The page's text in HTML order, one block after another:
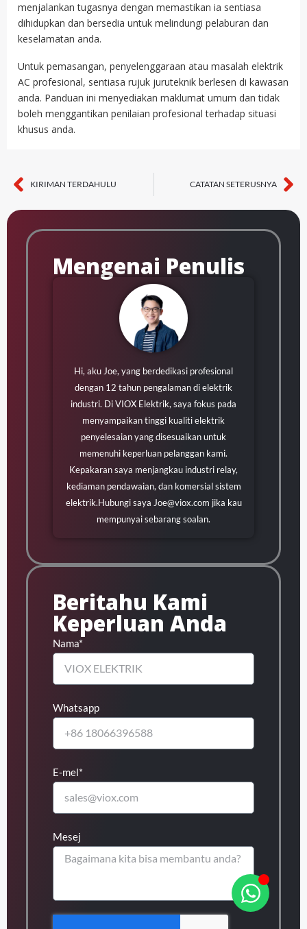
menjalankan tugasnya dengan memastikan ia sentiasa
dihidupkan dan bersedia untuk melindungi pelaburan dan
keselamatan anda.
Untuk pemasangan, penyelenggaraan atau masalah elektrik
AC profesional, sentiasa rujuk juruteknik berlesen di kawasan
anda. Panduan ini menyediakan maklumat umum dan tidak
boleh menggantikan penilaian profesional terhadap situasi
khusus anda.
Sebelum
KIRIMAN TERDAHULU CATATAN SETERUSNYA
Mengenai Penulis
Hi, aku Joe, yang berdedikasi profesional
dengan 12 tahun pengalaman di elektrik
industri. Di VIOX Elektrik, saya fokus pada
menyampaikan tinggi kualiti elektrik
penyelesaian yang disesuaikan untuk
memenuhi keperluan pelanggan kami.
Kepakaran saya menjangkau industri relay,
kediaman pendawaian, dan komersial sistem
elektrik.Hubungi saya Joe@viox.com jika kau
mempunyai sebarang soalan.
Beritahu Kami
Keperluan Anda
Nama*
Whatsapp
E-mel*
Mesej